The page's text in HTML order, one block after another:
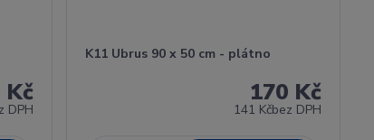
Kč
DPH
K11 Ubrus 90 x 50 cm - plátno
170 Kč
141 Kčbez DPH